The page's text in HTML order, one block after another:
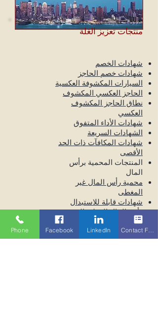
منتجات تعزيز الغلة
شهادات الخصم
شهادات خصم الحاجز
السيارات المكشوفة العكسية
الحاجز العكسي المكشوف
نطاق الحاجز المكشوف
العكسي
شهادات الأداء المتفوق
الشهادات السريعة
شهادات المكافآت ذات الحد
الأقصى
المنتجات المحمية برأس
المال
محمية رأس المال غير
المغطى
شهادات قابلة للاستبدال
رأس المال المغلق المحمي
حماية رأس المال مع قسيمة
حماية رأس المال مع طرق
الدفع
Phone Facebook LinkedIn Contact Form